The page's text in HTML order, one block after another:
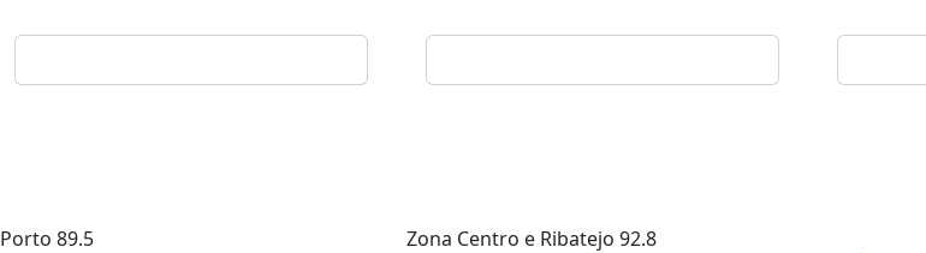
Porto 89.5 Zona Centro e Ribatejo 92.8